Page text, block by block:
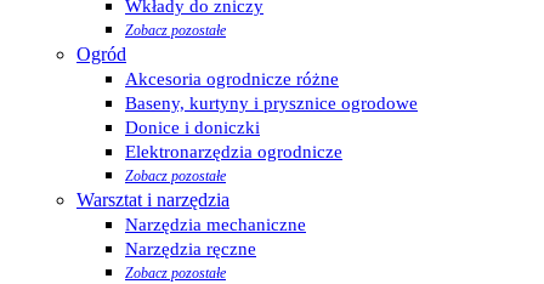
Wkłady do zniczy
Zobacz pozostałe
Ogród
Akcesoria ogrodnicze różne
Baseny, kurtyny i prysznice ogrodowe
Donice i doniczki
Elektronarzędzia ogrodnicze
Zobacz pozostałe
Warsztat i narzędzia
Narzędzia mechaniczne
Narzędzia ręczne
Zobacz pozostałe